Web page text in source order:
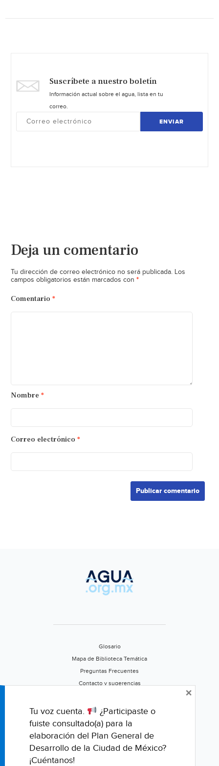
Suscríbete a nuestro boletín
Información actual sobre el agua, lista en tu
correo.
ENVIAR
Deja un comentario
Tu dirección de correo electrónico no será publicada. Los
campos obligatorios están marcados con *
Comentario *
Nombre *
Correo electrónico *
Glosario
Mapa de Biblioteca Temática
Preguntas Frecuentes
Contacto y sugerencias
Califica este portal
Tu voz cuenta.
¿Participaste o
fuiste consultado(a) para la
elaboración del Plan General de
Desarrollo de la Ciudad de México?
¡Cuéntanos!
×